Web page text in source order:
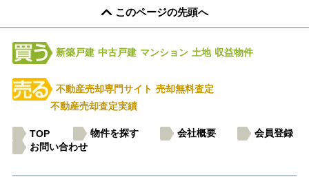
このページの先頭へ
新築戸建 中古戸建 マンション 土地 収益物件
不動産売却専門サイト 売却無料査定
不動産売却査定実績
TOP 物件を探す 会社概要
会員登録
お問い合わせ